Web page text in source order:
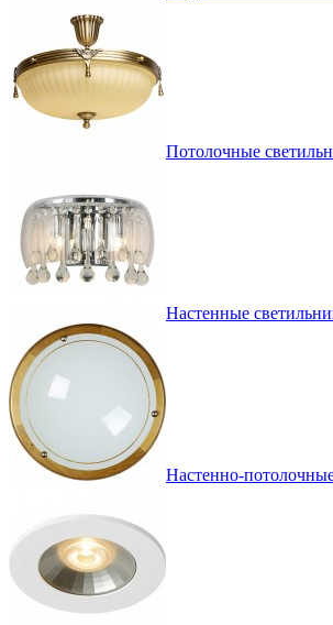
Потолочные
Настенные
Настенно-